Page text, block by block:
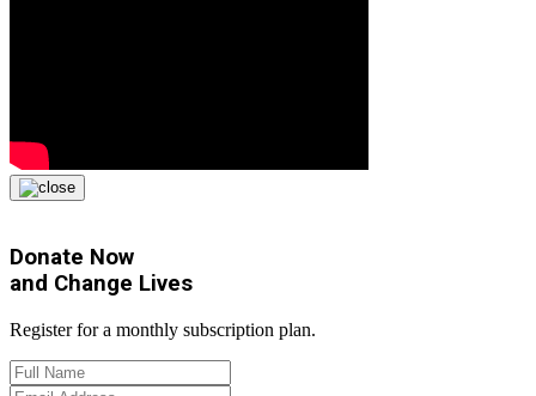
Donate Now
and Change Lives
Register for a monthly subscription plan.